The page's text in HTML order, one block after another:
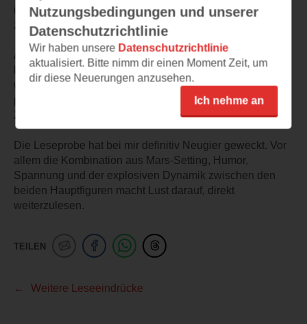
und warum Hunter und Cleo plötzlich allein auf dem Mars
zurückbleiben.
Auch das Cover gefällt mir ausgesprochen gut. Das
kräftige Rot transportiert die Mars-Atmosphäre sofort und
wirkt gleichzeitig dynamisch und ein wenig bedrohlich –
passend zu der Mischung aus Weltraumabenteuer,
Zeitdruck und Überlebenskampf.
Die Leseprobe hat bei mir definitiv Neugier geweckt. Vor
allem die Kombination aus Mars-Setting, Humor,
Spannung und der explosiven Dynamik zwischen den
beiden Hauptfiguren macht Lust darauf, direkt
weiterzulesen.
TEILEN
Weitere Leseeindrücke
Nutzungsbedingungen und unserer
Datenschutzrichtlinie
Wir haben unsere Datenschutzrichtlinie
aktualisiert. Bitte nimm dir einen Moment Zeit, um
dir diese Neuerungen anzusehen.
Ich nehme an